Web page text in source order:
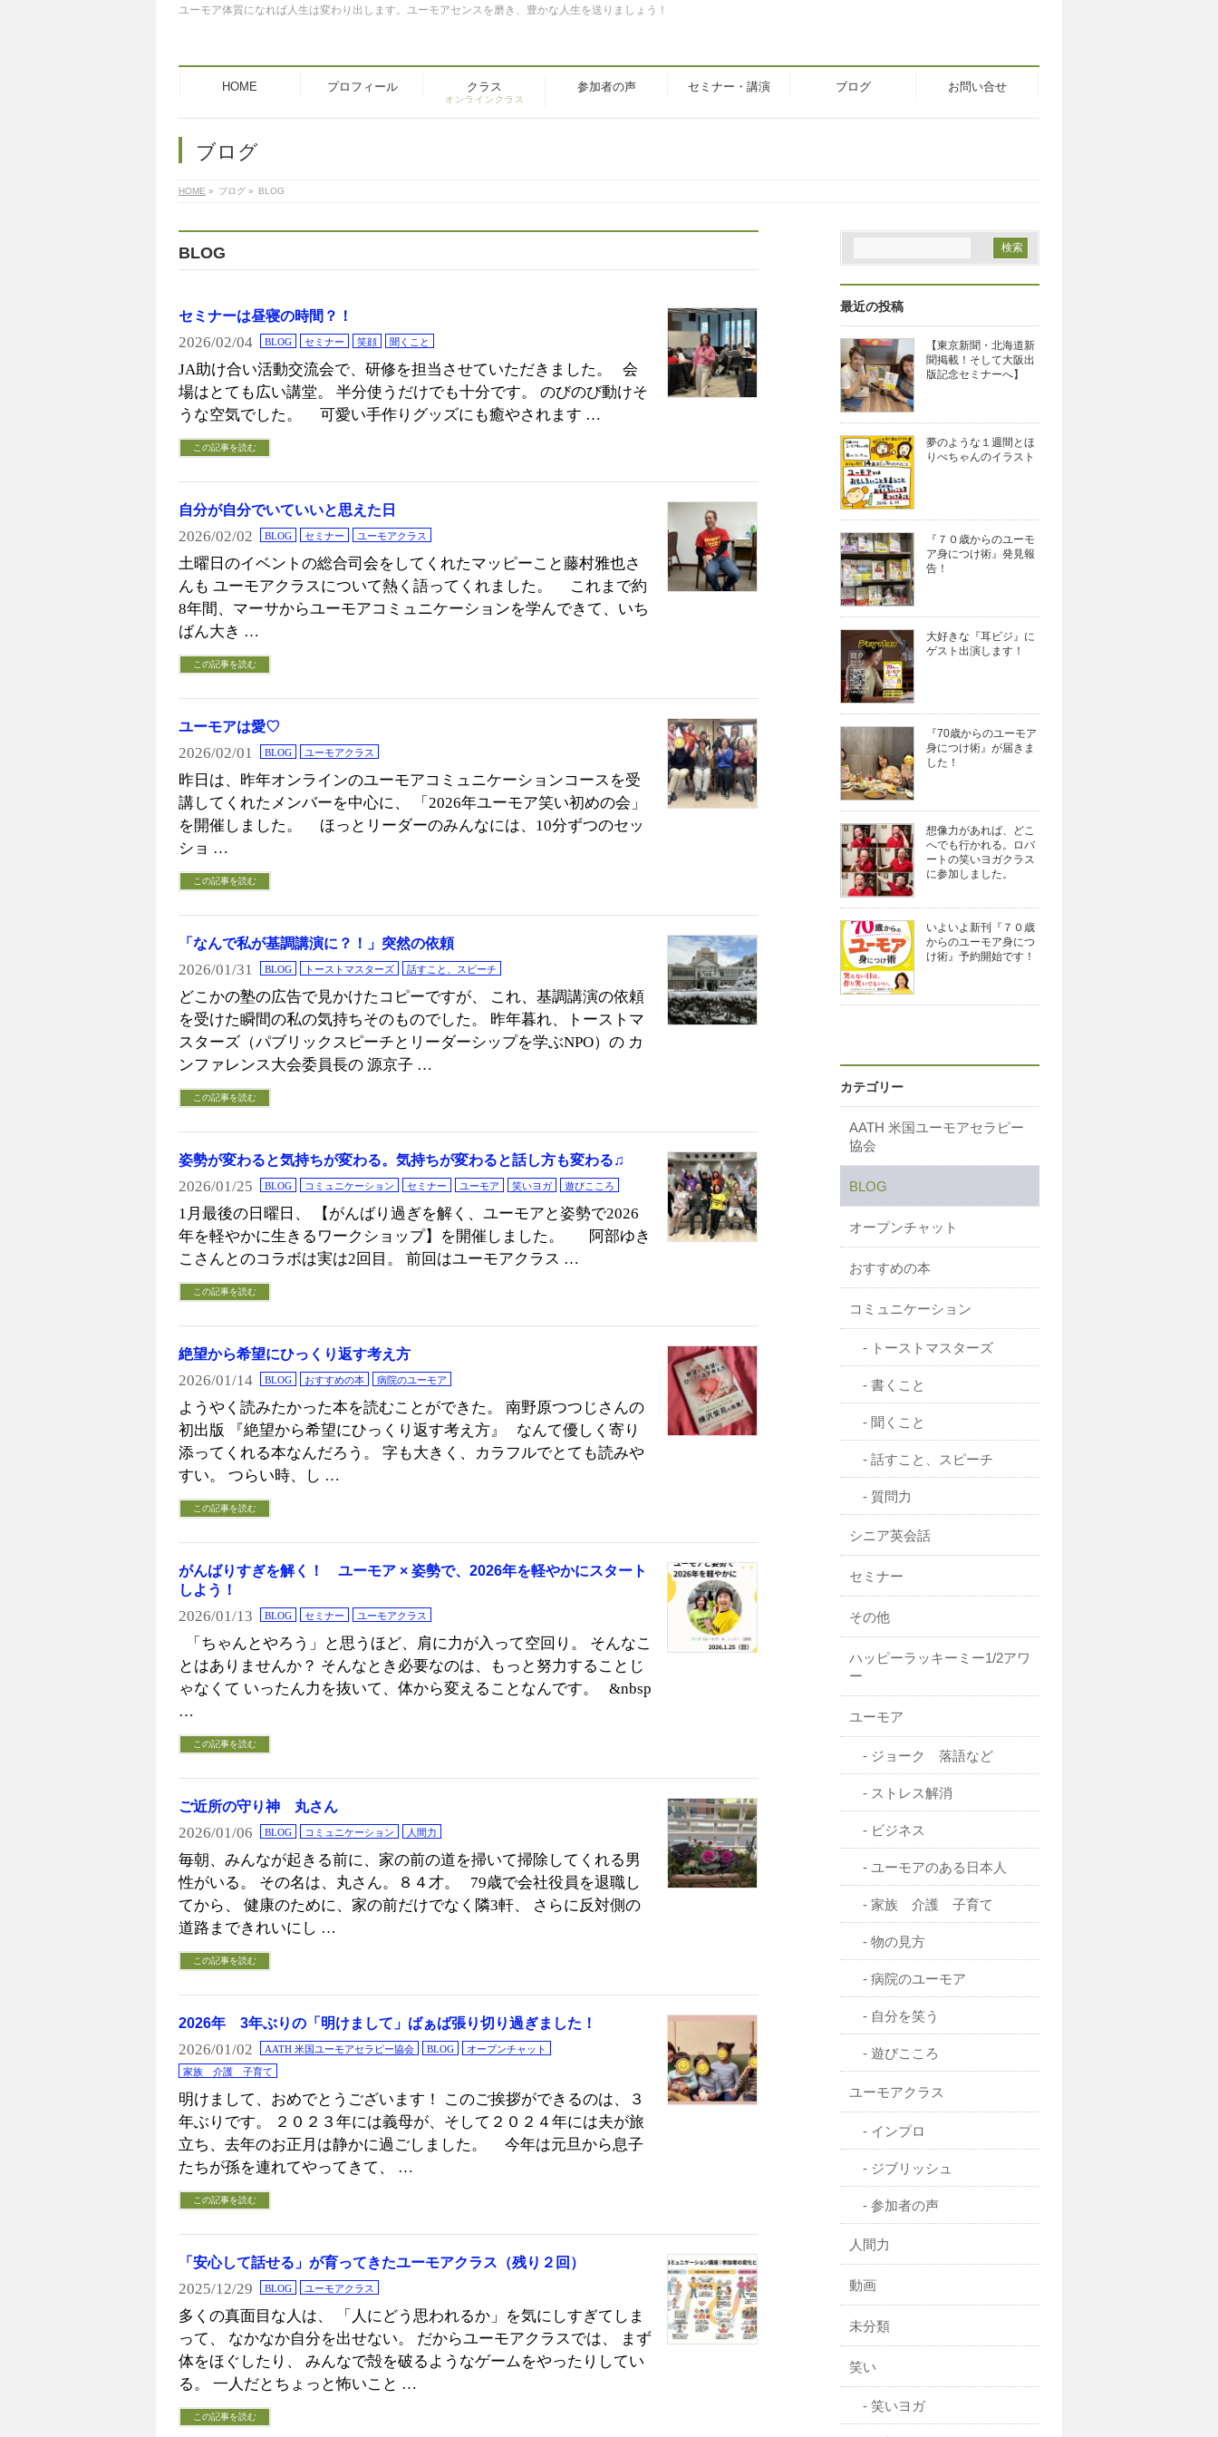
ユーモア体質になれば人生は変わり出します。ユーモアセンスを磨き、豊かな人生を送りましょう！
HOME プロフィール クラス
オンラインクラス
参加者の声 セミナー・講演 ブログ お問い合せ
ブログ
HOME » ブログ » BLOG
BLOG
セミナーは昼寝の時間？！
2026/02/04 BLOG セミナー 笑顔 聞くこと
JA助け合い活動交流会で、研修を担当させていただきました。 会
場はとても広い講堂。 半分使うだけでも十分です。 のびのび動けそ
うな空気でした。 可愛い手作りグッズにも癒やされます …
この記事を読む
自分が自分でいていいと思えた日
2026/02/02 BLOG セミナー ユーモアクラス
土曜日のイベントの総合司会をしてくれたマッピーこと藤村雅也さ
んも ユーモアクラスについて熱く語ってくれました。 これまで約
8年間、マーサからユーモアコミュニケーションを学んできて、いち
ばん大き …
この記事を読む
ユーモアは愛♡
2026/02/01 BLOG ユーモアクラス
昨日は、昨年オンラインのユーモアコミュニケーションコースを受
講してくれたメンバーを中心に、 「2026年ユーモア笑い初めの会」
を開催しました。 ほっとリーダーのみんなには、10分ずつのセッ
ショ …
この記事を読む
「なんで私が基調講演に？！」突然の依頼
2026/01/31 BLOG トーストマスターズ 話すこと、スピーチ
どこかの塾の広告で見かけたコピーですが、 これ、基調講演の依頼
を受けた瞬間の私の気持ちそのものでした。 昨年暮れ、トーストマ
スターズ（パブリックスピーチとリーダーシップを学ぶNPO）の カ
ンファレンス大会委員長の 源京子 …
この記事を読む
姿勢が変わると気持ちが変わる。気持ちが変わると話し方も変わる♫
2026/01/25 BLOG コミュニケーション セミナー ユーモア 笑いヨガ 遊びこころ
1月最後の日曜日、 【がんばり過ぎを解く、ユーモアと姿勢で2026
年を軽やかに生きるワークショップ】を開催しました。 阿部ゆき
こさんとのコラボは実は2回目。 前回はユーモアクラス …
この記事を読む
絶望から希望にひっくり返す考え方
2026/01/14 BLOG おすすめの本 病院のユーモア
ようやく読みたかった本を読むことができた。 南野原つつじさんの
初出版 『絶望から希望にひっくり返す考え方』 なんて優しく寄り
添ってくれる本なんだろう。 字も大きく、カラフルでとても読みや
すい。 つらい時、し …
この記事を読む
がんばりすぎを解く！ ユーモア × 姿勢で、2026年を軽やかにスタート
しよう！
2026/01/13 BLOG セミナー ユーモアクラス
「ちゃんとやろう」と思うほど、肩に力が入って空回り。 そんなこ
とはありませんか？ そんなとき必要なのは、もっと努力することじ
ゃなくて いったん力を抜いて、体から変えることなんです。 &nbsp
…
この記事を読む
ご近所の守り神 丸さん
2026/01/06 BLOG コミュニケーション 人間力
毎朝、みんなが起きる前に、家の前の道を掃いて掃除してくれる男
性がいる。 その名は、丸さん。８４才。 79歳で会社役員を退職し
てから、 健康のために、家の前だけでなく隣3軒、 さらに反対側の
道路まできれいにし …
この記事を読む
2026年 3年ぶりの「明けまして」ばぁば張り切り過ぎました！
2026/01/02 AATH 米国ユーモアセラピー協会 BLOG オープンチャット
家族 介護 子育て
明けまして、おめでとうございます！ このご挨拶ができるのは、３
年ぶりです。 ２０２３年には義母が、そして２０２４年には夫が旅
立ち、去年のお正月は静かに過ごしました。 今年は元旦から息子
たちが孫を連れてやってきて、 …
この記事を読む
「安心して話せる」が育ってきたユーモアクラス（残り２回）
2025/12/29 BLOG ユーモアクラス
多くの真面目な人は、 「人にどう思われるか」を気にしすぎてしま
って、 なかなか自分を出せない。 だからユーモアクラスでは、 まず
体をほぐしたり、 みんなで殻を破るようなゲームをやったりしてい
る。 一人だとちょっと怖いこと …
この記事を読む
最近の投稿
【東京新聞・北海道新
聞掲載！そして大阪出
版記念セミナーへ】
夢のような１週間とほ
りべちゃんのイラスト
『７０歳からのユーモ
ア身につけ術』発見報
告！
大好きな『耳ビジ』に
ゲスト出演します！
『70歳からのユーモア
身につけ術』が届きま
した！
想像力があれば、どこ
へでも行かれる。ロバ
ートの笑いヨガクラス
に参加しました。
いよいよ新刊『７０歳
からのユーモア身につ
け術』予約開始です！
カテゴリー
AATH 米国ユーモアセラピー
協会
BLOG
オープンチャット
おすすめの本
コミュニケーション
トーストマスターズ
書くこと
聞くこと
話すこと、スピーチ
質問力
シニア英会話
セミナー
その他
ハッピーラッキーミー1/2アワ
ー
ユーモア
ジョーク 落語など
ストレス解消
ビジネス
ユーモアのある日本人
家族 介護 子育て
物の見方
病院のユーモア
自分を笑う
遊びこころ
ユーモアクラス
インプロ
ジブリッシュ
参加者の声
人間力
動画
未分類
笑い
笑いヨガ